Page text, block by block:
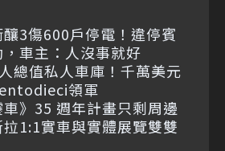
3傷600戶停電！違停賓
車主：人沒事就好
總值私人車庫！千萬美元
領軍
車》35 週年計畫只剩周邊
1:1實車與實體展覽雙雙